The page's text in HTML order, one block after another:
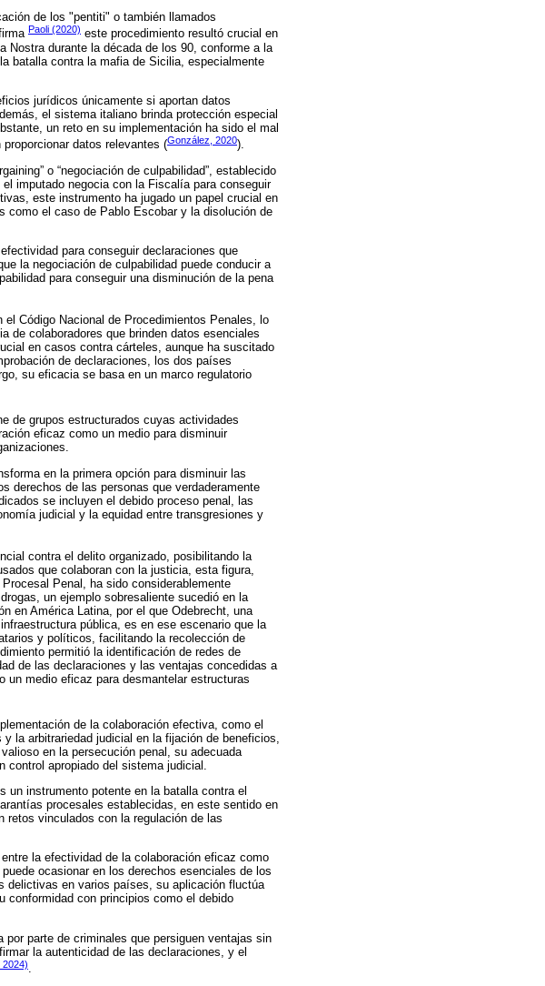
de los "pentiti" o también llamados
Paoli (2020) este procedimiento resultó crucial en
Nostra durante la década de los 90, conforme a la
batalla contra la mafia de Sicilia, especialmente
jurídicos únicamente si aportan datos
el sistema italiano brinda protección especial
un reto en su implementación ha sido el mal
datos relevantes (González, 2020).
o “negociación de culpabilidad”, establecido
imputado negocia con la Fiscalía para conseguir
este instrumento ha jugado un papel crucial en
como el caso de Pablo Escobar y la disolución de
para conseguir declaraciones que
la negociación de culpabilidad puede conducir a
para conseguir una disminución de la pena
Código Nacional de Procedimientos Penales, lo
de colaboradores que brinden datos esenciales
en casos contra cárteles, aunque ha suscitado
de declaraciones, los dos países
su eficacia se basa en un marco regulatorio
de grupos estructurados cuyas actividades
eficaz como un medio para disminuir
en la primera opción para disminuir las
derechos de las personas que verdaderamente
se incluyen el debido proceso penal, las
judicial y la equidad entre transgresiones y
contra el delito organizado, posibilitando la
que colaboran con la justicia, esta figura,
Penal, ha sido considerablemente
un ejemplo sobresaliente sucedió en la
en América Latina, por el que Odebrecht, una
pública, es en ese escenario que la
y políticos, facilitando la recolección de
permitió la identificación de redes de
de las declaraciones y las ventajas concedidas a
medio eficaz para desmantelar estructuras
de la colaboración efectiva, como el
la arbitrariedad judicial en la fijación de beneficios,
en la persecución penal, su adecuada
control apropiado del sistema judicial.
instrumento potente en la batalla contra el
procesales establecidas, en este sentido en
vinculados con la regulación de las
la efectividad de la colaboración eficaz como
ocasionar en los derechos esenciales de los
delictivas en varios países, su aplicación fluctúa
conformidad con principios como el debido
parte de criminales que persiguen ventajas sin
la autenticidad de las declaraciones, y el
2024).